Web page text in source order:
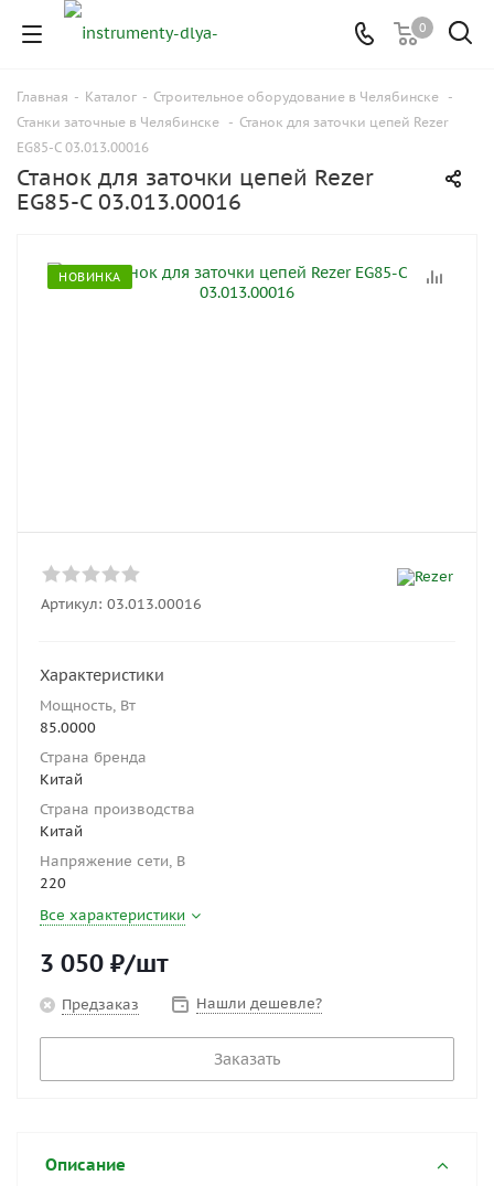
0
Главная - Каталог - Строительное оборудование в Челябинске -
Станки заточные в Челябинске - Станок для заточки цепей Rezer
EG85-C 03.013.00016
Станок для заточки цепей Rezer
EG85-C 03.013.00016
НОВИНКА
Артикул: 03.013.00016
Характеристики
Мощность, Вт
85.0000
Страна бренда
Китай
Страна производства
Китай
Напряжение сети, В
220
Все характеристики
3 050 ₽/шт
Предзаказ Нашли дешевле?
Заказать
Описание